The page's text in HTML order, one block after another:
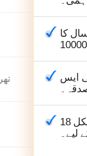
اور مینوفیکچرنگ کا 21 سال کا
ایس
18 ماہ کے لیے بجلی کے پرزے؛ مکینیکل